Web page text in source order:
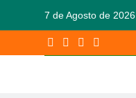
7 de Agosto de 2026